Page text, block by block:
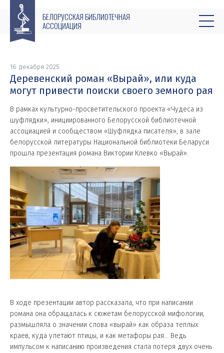
БЕЛОРУССКАЯ БИБЛИОТЕЧНАЯ
АССОЦИАЦИЯ
16 декабря 2025
Деревенский роман «Вырай», или куда
могут привести поиски своего земного рая
В рамках культурно-просветительского проекта «Чудеса из
шуфлядки», инициированного Белорусской библиотечной
ассоциацией и сообществом «Шуфлядка писателя», в зале
белорусской литературы Национальной библиотеки Беларуси
прошла презентация романа Виктории Клевко «Вырай».
В ходе презентации автор рассказала, что при написании
романа она обращалась к сюжетам белорусской мифологии,
размышляла о значении слова «вырай» как образа теплых
краев, куда улетают птицы, и как метафоры рая… Ведь
импульсом к написанию произведения стала потеря двух очень